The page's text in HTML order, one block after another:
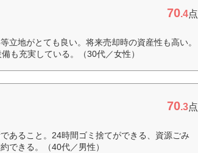
70.4点
立地がとても良い。将来売却時の資産性も高い。
も充実している。（30代／女性）
70.3点
あること。24時間ゴミ捨てができる、資源ごみ
できる。（40代／男性）